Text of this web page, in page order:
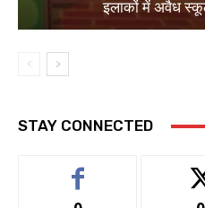
इलाकों में अवैध
STAY CONNECTED